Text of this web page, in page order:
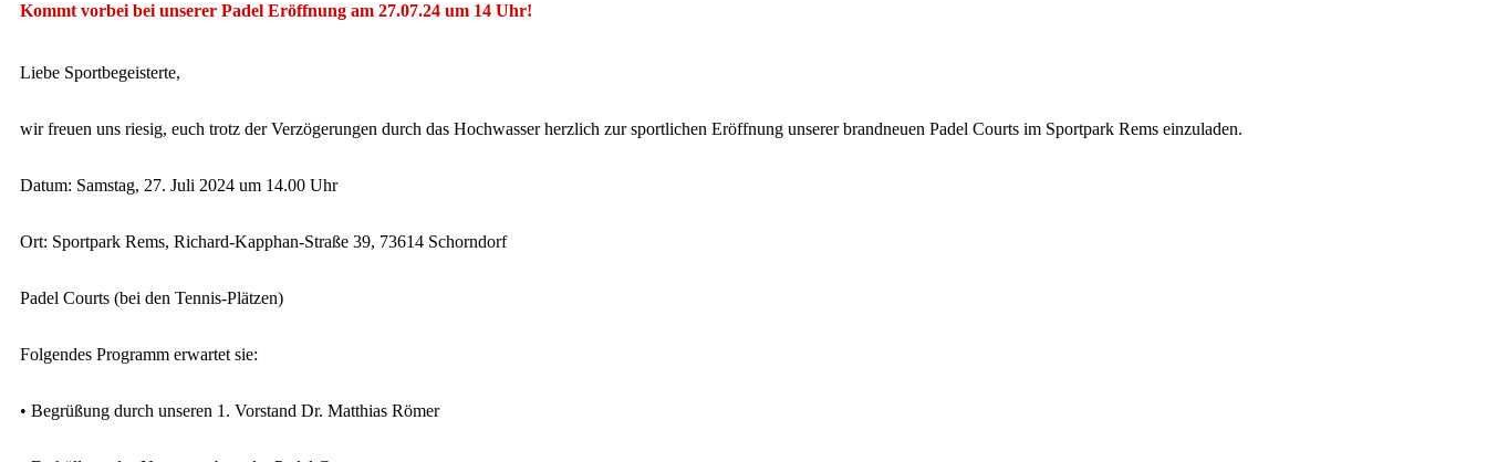
Kommt vorbei bei unserer Padel Eröffnung am 27.07.24 um 14 Uhr!
Liebe Sportbegeisterte,
wir freuen uns riesig, euch trotz der Verzögerungen durch das Hochwasser herzlich zur sportlichen Eröffnung unserer brandneuen Padel Courts im Sportpark Rems einzuladen.
Datum: Samstag, 27. Juli 2024 um 14.00 Uhr
Ort: Sportpark Rems, Richard-Kapphan-Straße 39, 73614 Schorndorf
Padel Courts (bei den Tennis-Plätzen)
Folgendes Programm erwartet sie:
• Begrüßung durch unseren 1. Vorstand Dr. Matthias Römer